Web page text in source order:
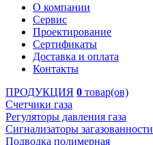
О компании
Сервис
Проектирование
Сертификаты
Доставка и оплата
Контакты
ПРОДУКЦИЯ 0 товар(ов)
Счетчики газа
Регуляторы давления газа
Сигнализаторы загазованности
Подводка полимерная